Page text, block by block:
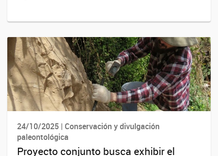
24/10/2025 | Conservación y divulgación
paleontológica
Proyecto conjunto busca exhibir el